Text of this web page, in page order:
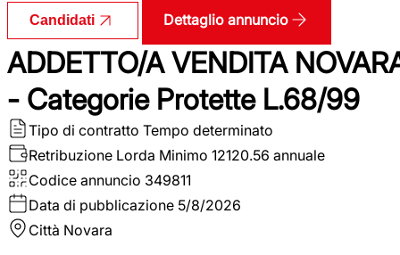
Candidati Dettaglio annuncio
ADDETTO/A VENDITA
- Categorie Protette L.68/99
Tipo di contratto Tempo determinato
Retribuzione Lorda Minimo 12120.56 annuale
Codice annuncio 349811
Data di pubblicazione 5/8/2026
Città Novara